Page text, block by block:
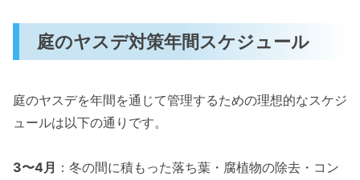
庭のヤスデ対策年間スケジュール
庭のヤスデを年間を通じて管理するための理想的なスケジ
ュールは以下の通りです。
3〜4月 ：冬の間に積もった落ち葉・腐植物の除去・コン